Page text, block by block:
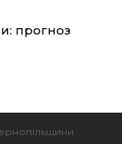
прогноз